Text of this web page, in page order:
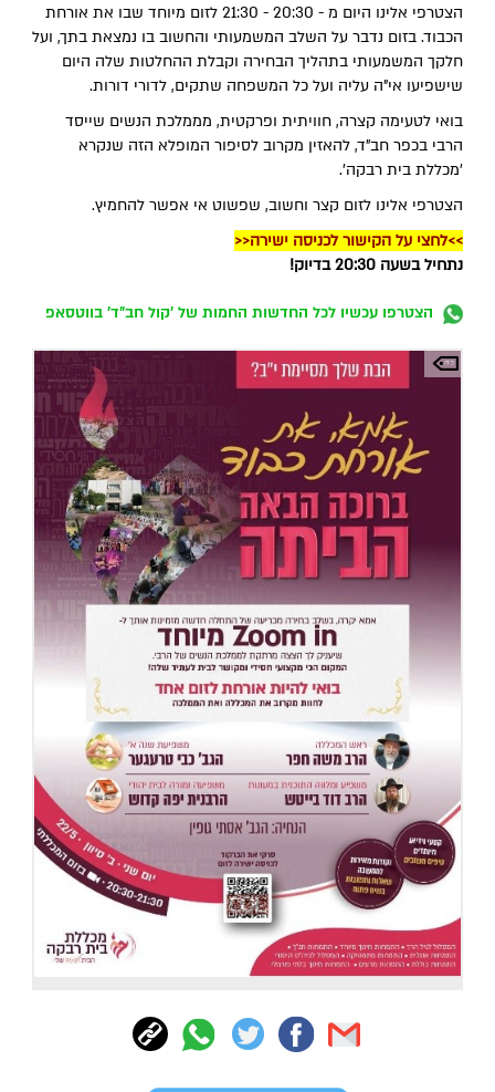
הצטרפי אלינו היום מ - 20:30 - 21:30 לזום מיוחד שבו את אורחת
הכבוד. בזום נדבר על השלב המשמעותי והחשוב בו נמצאת בתך, ועל
חלקך המשמעותי בתהליך הבחירה וקבלת ההחלטות שלה היום
שישפיעו אי"ה עליה ועל כל המשפחה שתקים, לדורי דורות.
בואי לטעימה קצרה, חוויתית ופרקטית, מממלכת הנשים שייסד
הרבי בכפר חב"ד, להאזין מקרוב לסיפור המופלא הזה שנקרא
'מכללת בית רבקה'.
הצטרפי אלינו לזום קצר וחשוב, שפשוט אי אפשר להחמיץ.
>>לחצי על הקישור לכניסה ישירה<<
נתחיל בשעה 20:30 בדיוק!
הצטרפו עכשיו לכל החדשות החמות של 'קול חב"ד' בווטסאפ